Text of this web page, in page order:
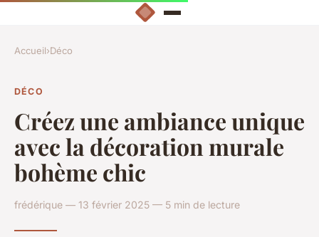
Accueil›Déco
DÉCO
Créez une ambiance unique
avec la décoration murale
bohème chic
frédérique — 13 février 2025 — 5 min de lecture